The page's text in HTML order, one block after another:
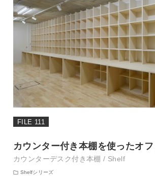
FILE 111
カウンター付き本棚を使ったオ
カウンターデスク付き本棚 / Shelf
Shelfシリーズ